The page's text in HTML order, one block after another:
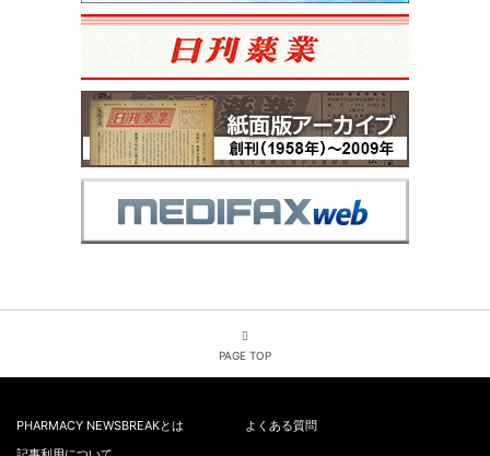
PAGE TOP
PHARMACY NEWSBREAKとは
よくある質問